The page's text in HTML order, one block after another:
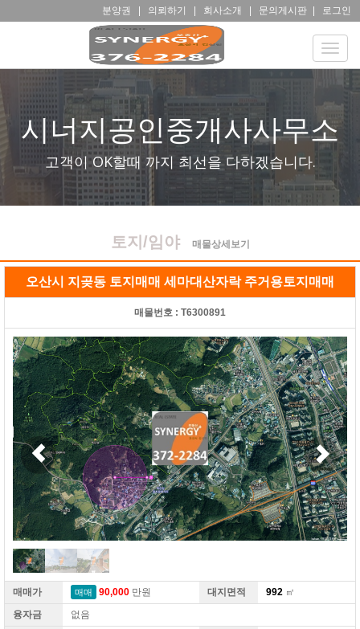
분양권 의뢰하기 회사소개 문의게시판 로그인
Toggle
시너지공인중개사사무소
고객이 OK할때 까지 최선을 다하겠습니다.
토지/임야 매물상세보기
오산시 지곶동 토지매매 세마대산자락 주거용토지매매
매물번호 : T6300891
매매가 매매 90,000 만원 대지면적 992 ㎡
융자금
없음